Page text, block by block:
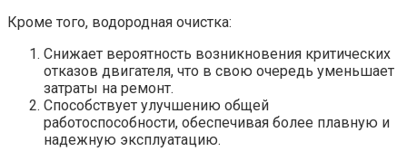
Кроме того, водородная очистка:
Снижает вероятность возникновения критических
отказов двигателя, что в свою очередь уменьшает
затраты на ремонт.
Способствует улучшению общей
работоспособности, обеспечивая более плавную и
надежную эксплуатацию.